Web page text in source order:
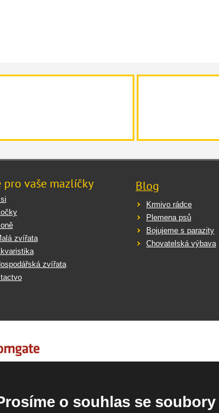
pro vaše mazlíčky
zvířata
zvířata
Blog
Krmivo rádce
Plemena psů
Bojujeme s parazity
Chovatelská výbava
o souhlas se